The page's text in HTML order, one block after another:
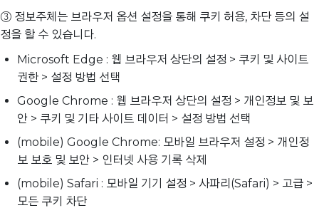
③ 정보주체는 브라우저 옵션 설정을 통해 쿠키 허용, 차단 등의 설
정을 할 수 있습니다.
Microsoft Edge : 웹 브라우저 상단의 설정 > 쿠키 및 사이트
권한 > 설정 방법 선택
Google Chrome : 웹 브라우저 상단의 설정 > 개인정보 및 보
안 > 쿠키 및 기타 사이트 데이터 > 설정 방법 선택
(mobile) Google Chrome: 모바일 브라우저 설정 > 개인정
보 보호 및 보안 > 인터넷 사용 기록 삭제
(mobile) Safari : 모바일 기기 설정 > 사파리(Safari) > 고급 >
모든 쿠키 차단